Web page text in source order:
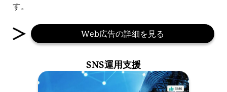
す。
Web広告の詳細を見る
SNS運用支援